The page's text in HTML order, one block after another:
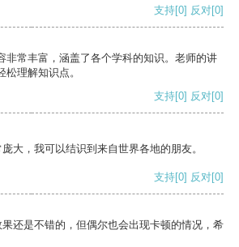
支持[0] 反对[0]
非常丰富，涵盖了各个学科的知识。老师的讲
理解知识点。
支持[0] 反对[0]
大，我可以结识到来自世界各地的朋友。
支持[0] 反对[0]
还是不错的，但偶尔也会出现卡顿的情况，希